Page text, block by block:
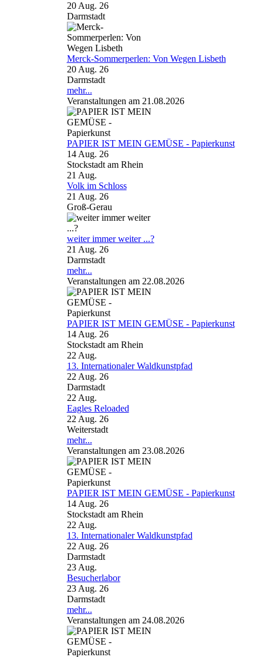
20 Aug. 26
Darmstadt
Merck-Sommerperlen: Von Wegen Lisbeth
20 Aug. 26
Darmstadt
mehr...
Veranstaltungen am 21.08.2026
PAPIER IST MEIN GEMÜSE - Papierkunst
14 Aug. 26
Stockstadt am Rhein
21 Aug.
Volk im Schloss
21 Aug. 26
Groß-Gerau
weiter immer weiter ...?
21 Aug. 26
Darmstadt
mehr...
Veranstaltungen am 22.08.2026
PAPIER IST MEIN GEMÜSE - Papierkunst
14 Aug. 26
Stockstadt am Rhein
22 Aug.
13. Internationaler Waldkunstpfad
22 Aug. 26
Darmstadt
22 Aug.
Eagles Reloaded
22 Aug. 26
Weiterstadt
mehr...
Veranstaltungen am 23.08.2026
PAPIER IST MEIN GEMÜSE - Papierkunst
14 Aug. 26
Stockstadt am Rhein
22 Aug.
13. Internationaler Waldkunstpfad
22 Aug. 26
Darmstadt
23 Aug.
Besucherlabor
23 Aug. 26
Darmstadt
mehr...
Veranstaltungen am 24.08.2026